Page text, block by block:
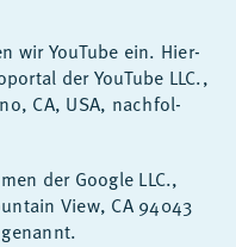
wir YouTube ein. Hier­
der YouTube LLC.,
CA, USA, nach­fol­
der Goog­le LLC.,
View, CA 94043